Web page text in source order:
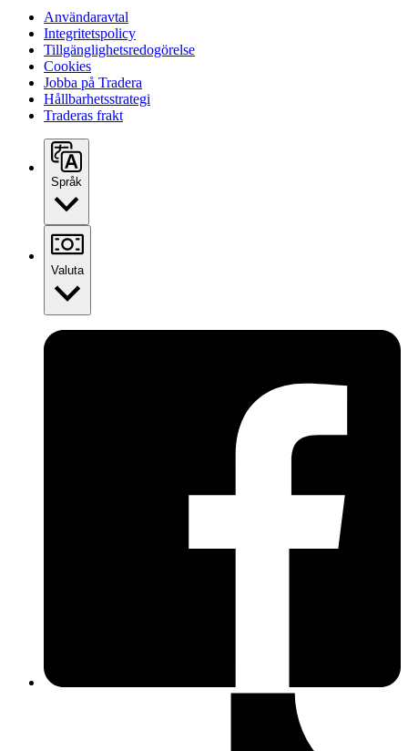
Användaravtal
Integritetspolicy
Tillgänglighetsredogörelse
Cookies
Jobba på Tradera
Hållbarhetsstrategi
Traderas frakt
Språk
Valuta